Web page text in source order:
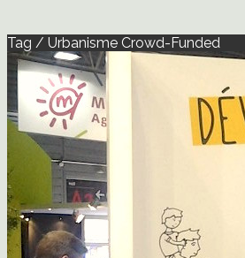
Tag / Urbanisme Crowd-Funded